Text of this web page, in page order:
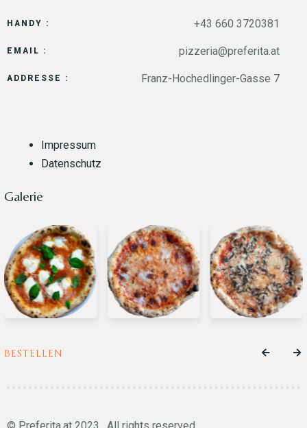
HANDY : +43 660 3720381
EMAIL : pizzeria@preferita.at
ADDRESSE : Franz-Hochedlinger-Gasse 7
Impressum
Datenschutz
Galerie
BESTELLEN
© Preferita.at 2023 . All rights reserved.